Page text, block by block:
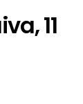
11